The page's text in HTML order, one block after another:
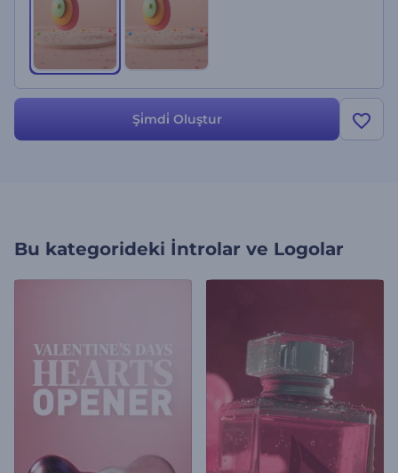
Şi̇mdi̇ Oluştur
Bu kategorideki İntrolar ve Logolar